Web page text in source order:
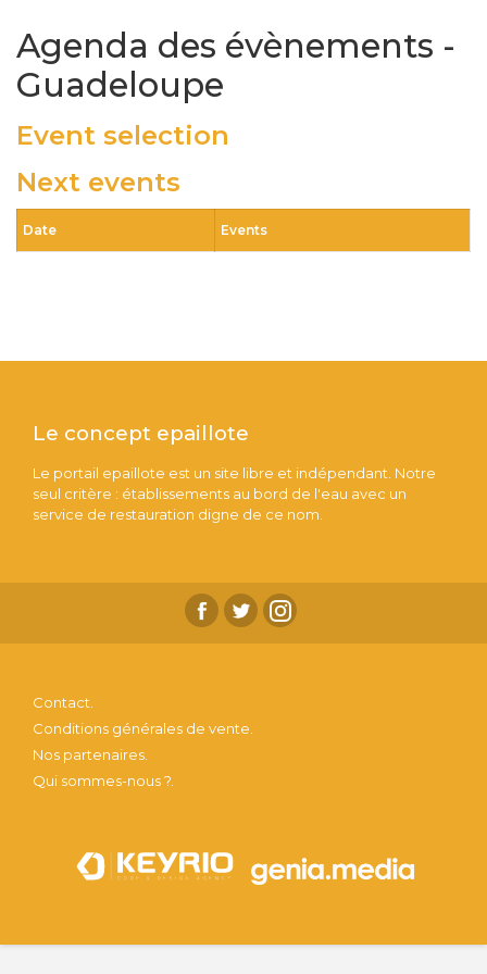
Agenda des évènements -
Guadeloupe
Event selection
Next events
Date Events
Le concept epaillote
Le portail epaillote est un site libre et indépendant. Notre
seul critère : établissements au bord de l'eau avec un
service de restauration digne de ce nom.
Contact.
Conditions générales de vente.
Nos partenaires.
Qui sommes-nous ?.